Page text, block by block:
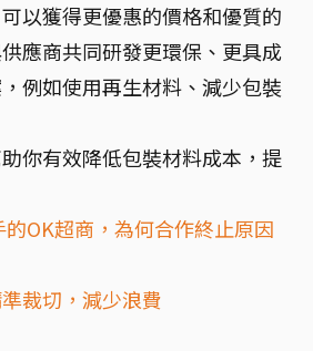
以獲得更優惠的價格和優質的
應商共同研發更環保、更具成
例如使用再生材料、減少包裝
你有效降低包裝材料成本，提
的OK超商，為何合作終止原因
裁切，減少浪費